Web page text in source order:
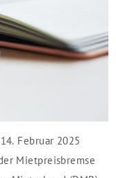
Februar 2025
Mietpreisbremse